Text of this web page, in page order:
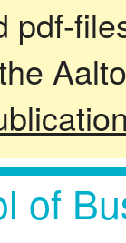
pdf-
of